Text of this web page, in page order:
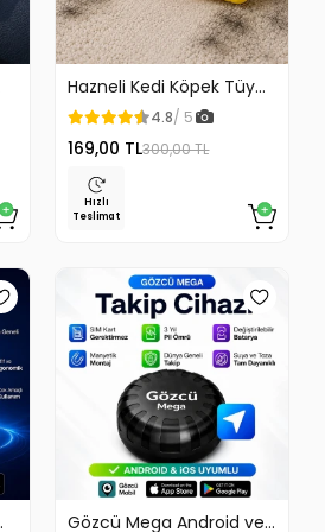
Hazneli Kedi Köpek Tüy
Temizleyici Kıl Toplayıcı
Ördek Tasarımlı
4.8/ 5
169,00 TL300,00 TL
Hızlı
Teslimat
Gözcü Mega Android ve